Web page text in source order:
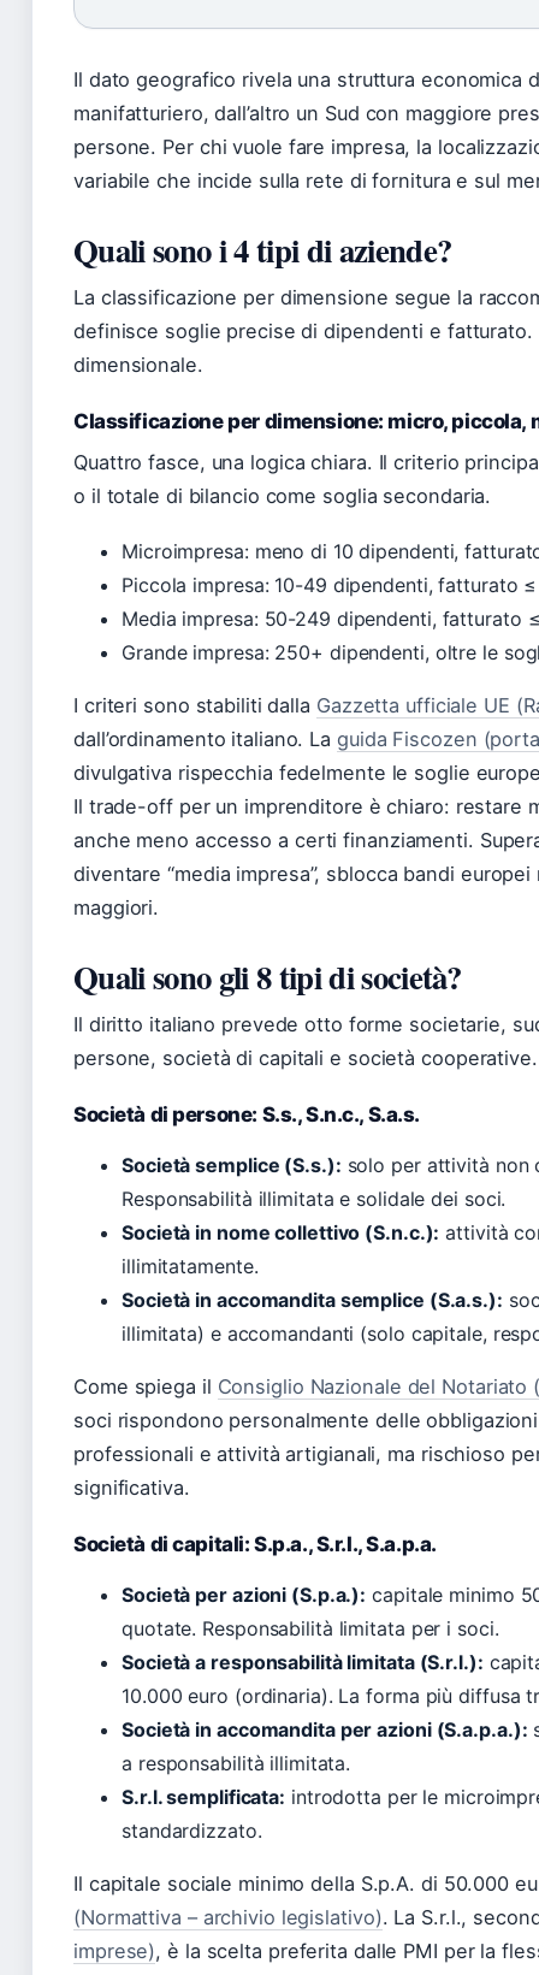
Il dato geografico rivela una struttura economica
manifatturiero, dall’altro un Sud con maggiore
persone. Per chi vuole fare impresa, la
variabile che incide sulla rete di fornitura e sul
Quali sono i 4 tipi di aziende?
La classificazione per dimensione segue la
definisce soglie precise di dipendenti e
dimensionale.
Classificazione per dimensione: micro, piccola,
Quattro fasce, una logica chiara. Il criterio
o il totale di bilancio come soglia secondaria.
Microimpresa: meno di 10 dipendenti,
Piccola impresa: 10-49 dipendenti, fatturato
Media impresa: 50-249 dipendenti,
Grande impresa: 250+ dipendenti, oltre le
I criteri sono stabiliti dalla Gazzetta ufficiale UE
dall’ordinamento italiano. La guida Fiscozen
divulgativa rispecchia fedelmente le soglie
Il trade-off per un imprenditore è chiaro: restare
anche meno accesso a certi finanziamenti.
diventare “media impresa”, sblocca bandi
maggiori.
Quali sono gli 8 tipi di società?
Il diritto italiano prevede otto forme societarie,
persone, società di capitali e società cooperative.
Società di persone: S.s., S.n.c., S.a.s.
Società semplice (S.s.): solo per attività non
Responsabilità illimitata e solidale dei soci.
Società in nome collettivo (S.n.c.): attività
illimitatamente.
Società in accomandita semplice (S.a.s.):
illimitata) e accomandanti (solo capitale,
Come spiega il Consiglio Nazionale del Notariato
soci rispondono personalmente delle
professionali e attività artigianali, ma rischioso
significativa.
Società di capitali: S.p.a., S.r.l., S.a.p.a.
Società per azioni (S.p.a.): capitale minimo
quotate. Responsabilità limitata per i soci.
Società a responsabilità limitata (S.r.l.):
10.000 euro (ordinaria). La forma più diffusa
Società in accomandita per azioni (S.a.p.a.):
a responsabilità illimitata.
S.r.l. semplificata: introdotta per le
standardizzato.
Il capitale sociale minimo della S.p.A. di 50.000
(Normattiva – archivio legislativo). La S.r.l.,
imprese), è la scelta preferita dalle PMI per la